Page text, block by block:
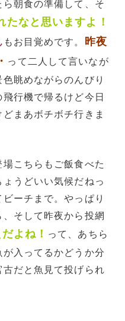
朝食の準備して、そ
たなと思いますよ！
もお目覚めです。 昨夜
って二人して言いなが
眺めながらのんびり
行機で帰るけど今日
まあボチボチ行きま
こちらもご飯食べた
うどいい気候だねっ
ーチまで。やっぱり
そして昨夜から投網
よね！ って、あちら
入ってるかどうか分
だと魚見て投げられ